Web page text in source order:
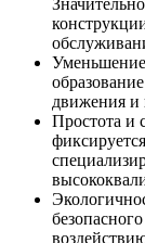
Уменьшение
движения и
Простота и